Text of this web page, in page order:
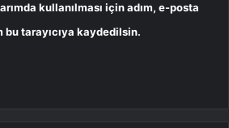
kullanılması için adım, e-posta
tarayıcıya kaydedilsin.